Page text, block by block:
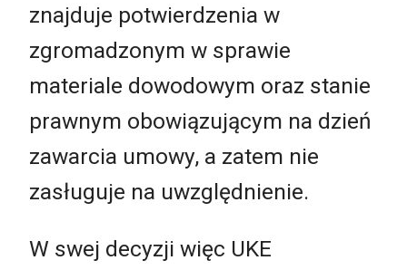
znajduje potwierdzenia w
zgromadzonym w sprawie
materiale dowodowym oraz stanie
prawnym obowiązującym na dzień
zawarcia umowy, a zatem nie
zasługuje na uwzględnienie.
W swej decyzji więc UKE